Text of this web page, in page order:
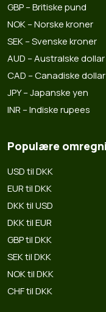
GBP – Britiske pund
NOK – Norske kroner
SEK – Svenske kroner
AUD – Australske dollar
CAD – Canadiske dollar
JPY – Japanske yen
INR – Indiske rupees
Populære
USD til DKK
EUR til DKK
DKK til USD
DKK til EUR
GBP til DKK
SEK til DKK
NOK til DKK
CHF til DKK